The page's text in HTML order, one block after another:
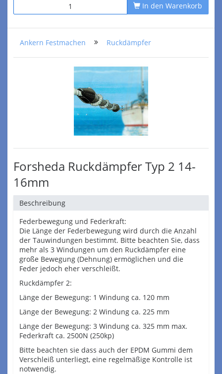
In den Warenkorb
Ankern Festmachen Ruckdämpfer
Forsheda Ruckdämpfer Typ 2 14-
16mm
Beschreibung
Federbewegung und Federkraft:
Die Länge der Federbewegung wird durch die Anzahl
der Tauwindungen bestimmt. Bitte beachten Sie, dass
mehr als 3 Windungen um den Ruckdämpfer eine
große Bewegung (Dehnung) ermöglichen und die
Feder jedoch eher verschleißt.
Ruckdämpfer 2:
Länge der Bewegung: 1 Windung ca. 120 mm
Länge der Bewegung: 2 Windung ca. 225 mm
Länge der Bewegung: 3 Windung ca. 325 mm max.
Federkraft ca. 2500N (250kp)
Bitte beachten sie dass auch der EPDM Gummi dem
Verschleiß unterliegt, eine regelmäßige Kontrolle ist
notwendig.